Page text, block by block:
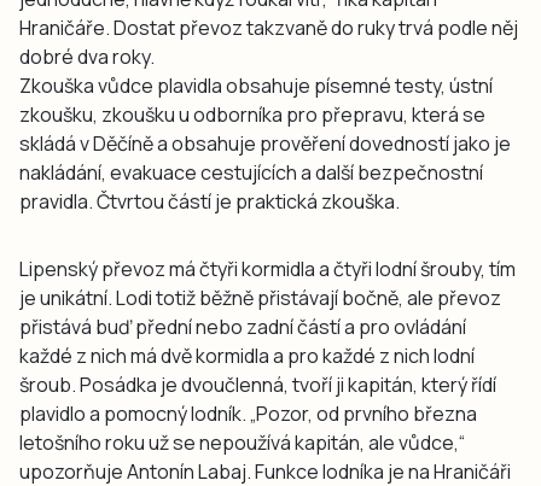
Hraničáře. Dostat převoz takzvaně do ruky trvá podle něj
dobré dva roky.
Zkouška vůdce plavidla obsahuje písemné testy, ústní
zkoušku, zkoušku u odborníka pro přepravu, která se
skládá v Děčíně a obsahuje prověření dovedností jako je
nakládání, evakuace cestujících a další bezpečnostní
pravidla. Čtvrtou částí je praktická zkouška.
Lipenský převoz má čtyři kormidla a čtyři lodní šrouby, tím
je unikátní. Lodi totiž běžně přistávají bočně, ale převoz
přistává buď přední nebo zadní částí a pro ovládání
každé z nich má dvě kormidla a pro každé z nich lodní
šroub. Posádka je dvoučlenná, tvoří ji kapitán, který řídí
plavidlo a pomocný lodník. „Pozor, od prvního března
letošního roku už se nepoužívá kapitán, ale vůdce,“
upozorňuje Antonín Labaj. Funkce lodníka je na Hraničáři